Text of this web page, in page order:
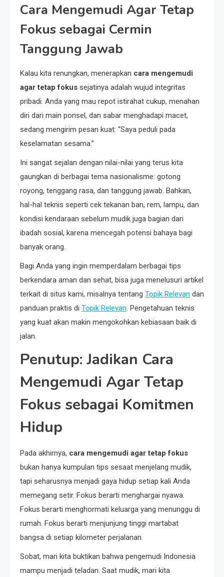
Cara Mengemudi Agar Tetap
Fokus sebagai Cermin
Tanggung Jawab
Kalau kita renungkan, menerapkan cara mengemudi
agar tetap fokus sejatinya adalah wujud integritas
pribadi. Anda yang mau repot istirahat cukup, menahan
diri dari main ponsel, dan sabar menghadapi macet,
sedang mengirim pesan kuat: “Saya peduli pada
keselamatan sesama.”
Ini sangat sejalan dengan nilai-nilai yang terus kita
gaungkan di berbagai tema nasionalisme: gotong
royong, tenggang rasa, dan tanggung jawab. Bahkan,
hal-hal teknis seperti cek tekanan ban, rem, lampu, dan
kondisi kendaraan sebelum mudik juga bagian dari
ibadah sosial, karena mencegah potensi bahaya bagi
banyak orang.
Bagi Anda yang ingin memperdalam berbagai tips
berkendara aman dan sehat, bisa juga menelusuri artikel
terkait di situs kami, misalnya tentang Topik Relevan dan
panduan praktis di Topik Relevan. Pengetahuan teknis
yang kuat akan makin mengokohkan kebiasaan baik di
jalan.
Penutup: Jadikan Cara
Mengemudi Agar Tetap
Fokus sebagai Komitmen
Hidup
Pada akhirnya, cara mengemudi agar tetap fokus
bukan hanya kumpulan tips sesaat menjelang mudik,
tapi seharusnya menjadi gaya hidup setiap kali Anda
memegang setir. Fokus berarti menghargai nyawa.
Fokus berarti menghormati keluarga yang menunggu di
rumah. Fokus berarti menjunjung tinggi martabat
bangsa di setiap kilometer perjalanan.
Sobat, mari kita buktikan bahwa pengemudi Indonesia
mampu menjadi teladan. Saat mudik, mari kita